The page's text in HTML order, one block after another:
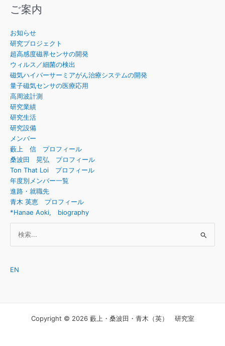
日
本
気
学
会
学
術
講
演
会
に
て
発
表
を
行
い
ま
し
た。
東
支
部
連
合
大
会
に
て
発
表
を
行
い
ま
し
た。
(2021/8/26~2021/8/27)
ご案内
お知らせ
研究プロジェクト
超高感度磁界センサの開発
ウィルス／細菌の検出
磁気ハイパーサーミアがん治療システムの開発
量子磁気センサの医療応用
高周波計測
研究業績
研究生活
研究設備
メンバー
藪上 信 プロフィール
桑波田 晃弘 プロフィール
Ton That Loi プロフィール
年度別メンバー一覧
進路・就職先
青木 英恵 プロフィール
*Hanae Aoki, biography
対
EN
Copyright © 2026 藪上・桑波田・青木（英） 研究室